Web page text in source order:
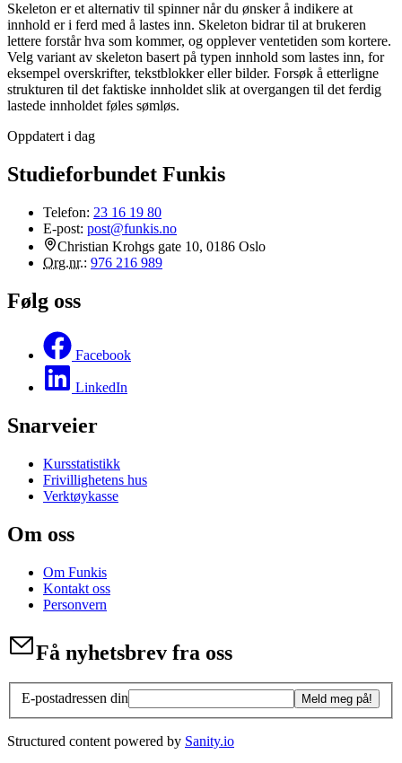
Skeleton er et alternativ til spinner når du ønsker å indikere at
innhold er i ferd med å lastes inn. Skeleton bidrar til at brukeren
lettere forstår hva som kommer, og opplever ventetiden som kortere.
Velg variant av skeleton basert på typen innhold som lastes inn, for
eksempel overskrifter, tekstblokker eller bilder. Forsøk å etterligne
strukturen til det faktiske innholdet slik at overgangen til det ferdig
lastede innholdet føles sømløs.
Oppdatert i dag
Studieforbundet Funkis
Telefon: 23 16 19 80
E-post: post@funkis.no
Christian Krohgs gate 10, 0186 Oslo
Org.nr.: 976 216 989
Følg oss
Facebook
LinkedIn
Snarveier
Kursstatistikk
Frivillighetens hus
Verktøykasse
Om oss
Om Funkis
Kontakt oss
Personvern
Få nyhetsbrev fra oss
E-postadressen din Meld meg på!
Structured content powered by Sanity.io